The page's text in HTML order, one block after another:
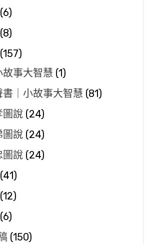
(6)
(8)
(157)
事大智慧 (1)
書｜小故事大智慧 (81)
圖說 (24)
圖說 (24)
圖說 (24)
(41)
(12)
(6)
(150)